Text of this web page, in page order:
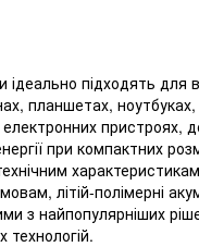
ідеально підходять для
планшетах,
пристроях,
при компактних
літій-полімерні
з найпопулярніших
технологій.